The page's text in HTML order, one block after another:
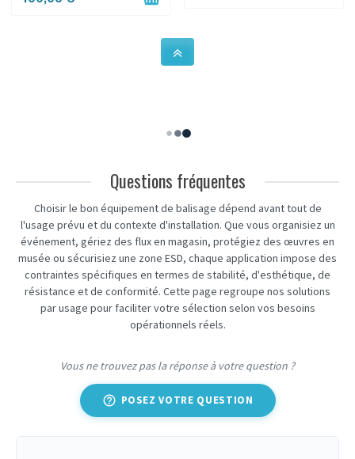
Questions fréquentes
Choisir le bon équipement de balisage dépend avant tout de
l'usage prévu et du contexte d'installation. Que vous organisiez un
événement, gériez des flux en magasin, protégiez des œuvres en
musée ou sécurisiez une zone ESD, chaque application impose des
contraintes spécifiques en termes de stabilité, d'esthétique, de
résistance et de conformité. Cette page regroupe nos solutions
par usage pour faciliter votre sélection selon vos besoins
opérationnels réels.
Vous ne trouvez pas la réponse à votre question ?
help_outline POSEZ VOTRE QUESTION